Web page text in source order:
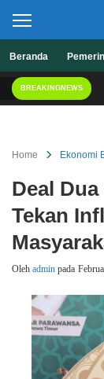
Malut
Beranda
BREAKINGNEWS
Home Ekonomi
Deal
Tekan
Oleh admin pada